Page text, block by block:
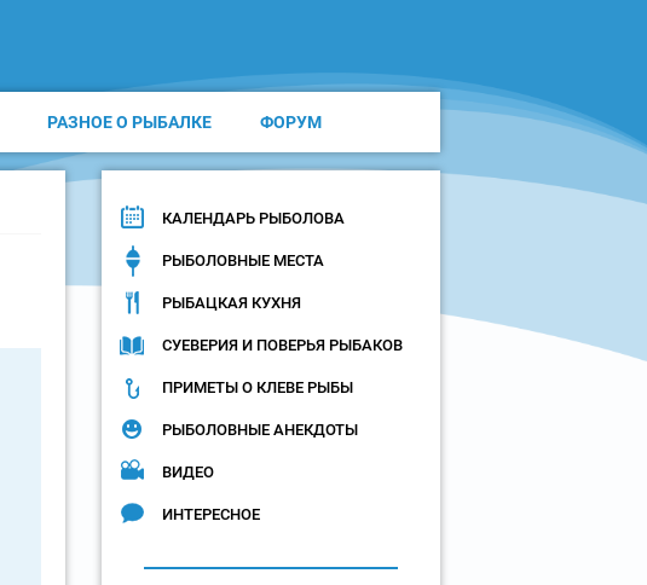
РАЗНОЕ О РЫБАЛКЕ ФОРУМ
КАЛЕНДАРЬ РЫБОЛОВА
РЫБОЛОВНЫЕ МЕСТА
РЫБАЦКАЯ КУХНЯ
СУЕВЕРИЯ И ПОВЕРЬЯ РЫБАКОВ
ПРИМЕТЫ О КЛЕВЕ РЫБЫ
РЫБОЛОВНЫЕ АНЕКДОТЫ
ВИДЕО
ИНТЕРЕСНОЕ